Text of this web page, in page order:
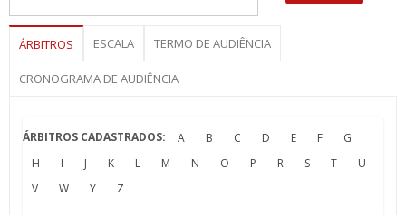
ÁRBITROS ESCALA TERMO DE AUDIÊNCIA
CRONOGRAMA DE AUDIÊNCIA
ÁRBITROS CADASTRADOS: A B C D E F
G
H
I J K L M N O P R S T
U
V
W Y Z